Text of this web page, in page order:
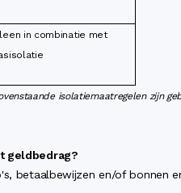
in combinatie met
isolatiemaatregelen zijn
geldbedrag?
betaalbewijzen en/of bonnen